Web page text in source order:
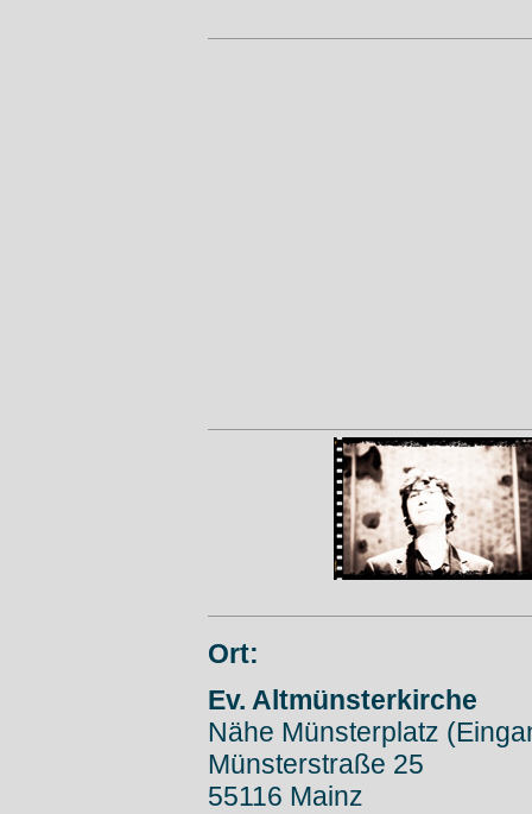
Ort:
Ev. Altmünsterkirche
Nähe Münsterplatz
Münsterstraße 25
55116 Mainz